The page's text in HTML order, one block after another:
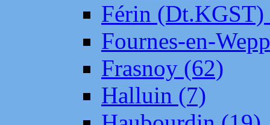
Férin (Dt.KGST)
Fournes-en-
Frasnoy (62)
Halluin (7)